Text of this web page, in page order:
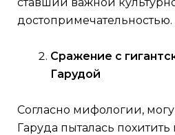
достопримечательностью.
Сражение с
Гарудой
Согласно мифологии,
Гаруда пыталась